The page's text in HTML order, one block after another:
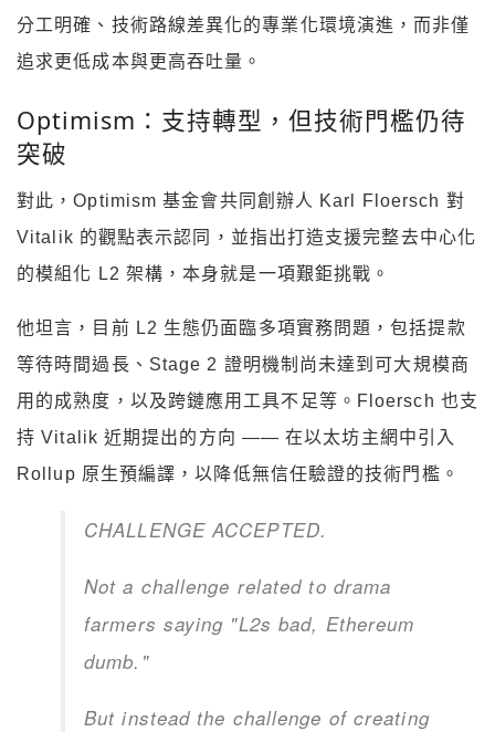
分工明確、技術路線差異化的專業化環境演進，而非僅
追求更低成本與更高吞吐量。
Optimism：支持轉型，但技術門檻仍待
突破
對此，Optimism 基金會共同創辦人 Karl Floersch 對
Vitalik 的觀點表示認同，並指出打造支援完整去中心化
的模組化 L2 架構，本身就是一項艱鉅挑戰。
他坦言，目前 L2 生態仍面臨多項實務問題，包括提款
等待時間過長、Stage 2 證明機制尚未達到可大規模商
用的成熟度，以及跨鏈應用工具不足等。Floersch 也支
持 Vitalik 近期提出的方向 —— 在以太坊主網中引入
Rollup 原生預編譯，以降低無信任驗證的技術門檻。
CHALLENGE ACCEPTED.
Not a challenge related to drama
farmers saying "L2s bad, Ethereum
dumb."
But instead the challenge of creating